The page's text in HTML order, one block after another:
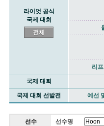
라이엇 공식
국제 대회
전체
리
국제 대회
국제 대회 선발전 예선
선수
선수명